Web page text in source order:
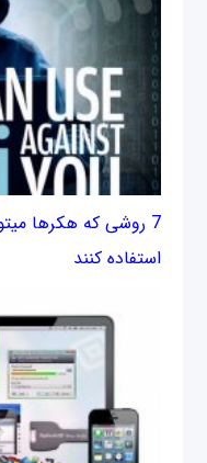
استفاده کنند